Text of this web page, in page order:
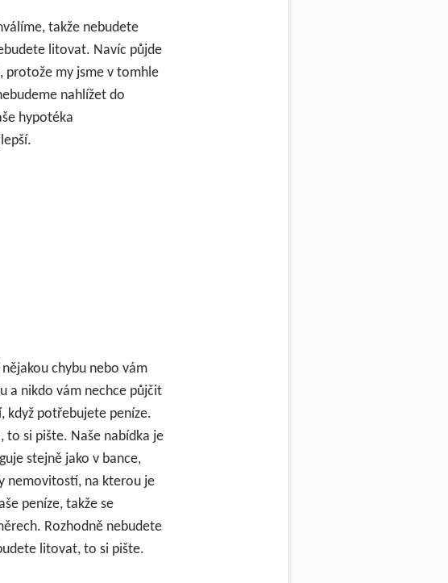
takže nebudete
litovat. Navíc půjde
protože my jsme v tomhle
nahlížet do
hypotéka
chybu nebo vám
a nikdo vám nechce půjčit
když potřebujete peníze.
, to si pište. Naše nabídka je
stejně jako v bance,
nemovitostí, na kterou je
peníze, takže se
Rozhodně nebudete
litovat, to si pište.